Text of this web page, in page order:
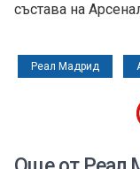
състава на
Реал Мадрид